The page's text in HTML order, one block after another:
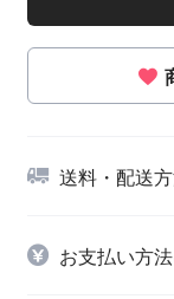
送料・配送
お支払い方